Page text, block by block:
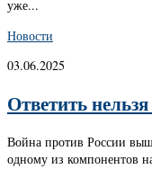
уже...
Новости
03.06.2025
Ответить
Война против России
одному из компонентов